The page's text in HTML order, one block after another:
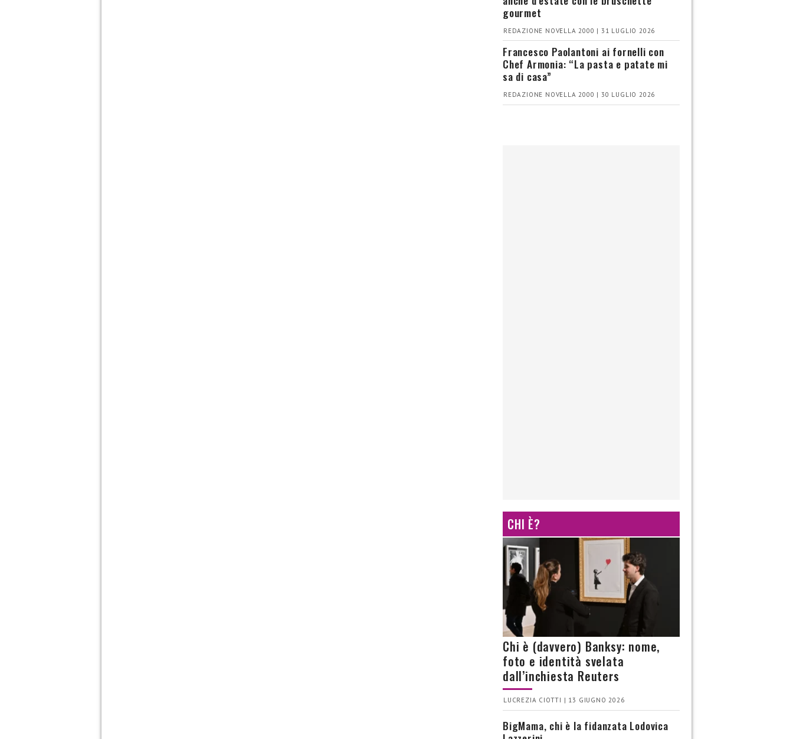
gourmet
REDAZIONE NOVELLA 2000 | 31 LUGLIO 2026
Francesco Paolantoni ai fornelli con
Chef Armonia: “La pasta e patate mi
sa di casa”
REDAZIONE NOVELLA 2000 | 30 LUGLIO 2026
CHI È?
Chi è (davvero) Banksy: nome,
foto e identità svelata
dall’inchiesta Reuters
LUCREZIA CIOTTI | 13 GIUGNO 2026
BigMama, chi è la fidanzata Lodovica